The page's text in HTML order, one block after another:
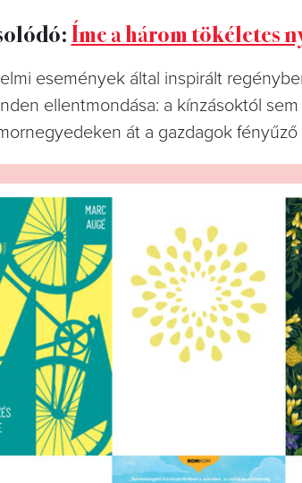
Íme a három tökéletes
események által inspirált
ellentmondása: a kínzásoktól
át a gazdagok fényűző